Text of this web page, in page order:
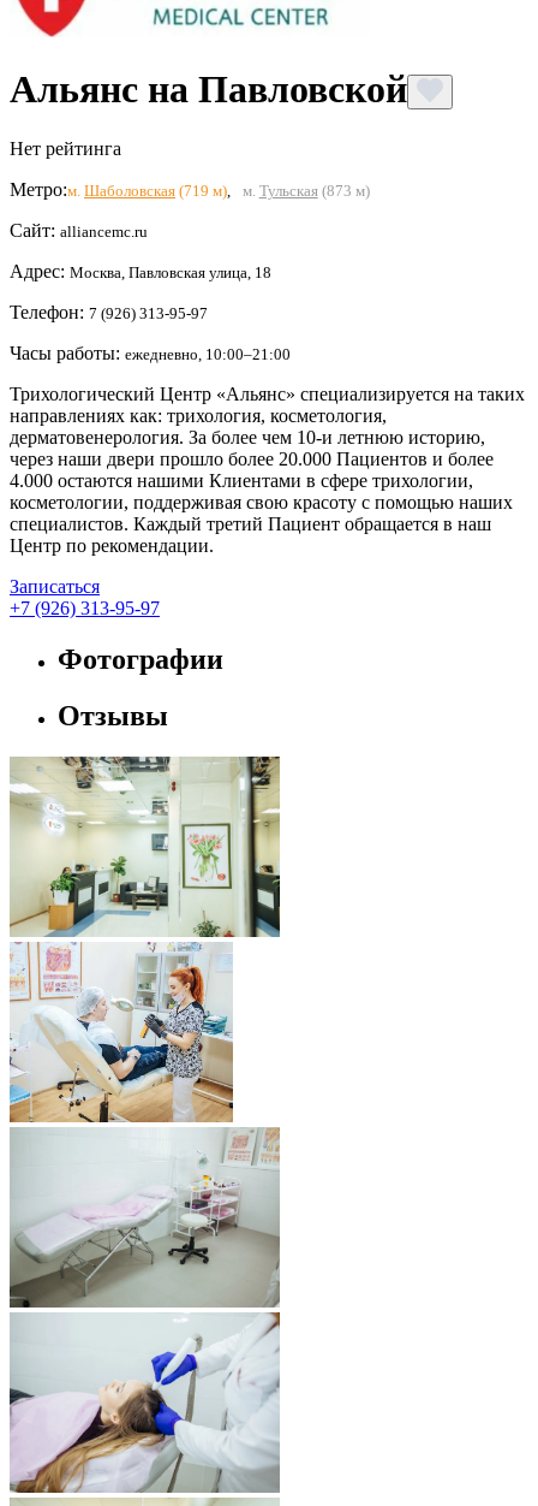
Альянс на Павловской
Нет рейтинга
Метро:м. Шаболовская (719 м) м. Тульская(873 м)
Сайт: alliancemc.ru
Адрес: Москва, Павловская улица, 18
Телефон: 7 (926) 313-95-97
Часы работы: ежедневно, 10:00–21:00
Трихологический Центр «Альянс» специализируется на таких
направлениях как: трихология, косметология,
дерматовенерология. За более чем 10-и летнюю историю,
через наши двери прошло более 20.000 Пациентов и более
4.000 остаются нашими Клиентами в сфере трихологии,
косметологии, поддерживая свою красоту с помощью наших
специалистов. Каждый третий Пациент обращается в наш
Центр по рекомендации.
Записаться
+7 (926) 313-95-97
Фотографии
Отзывы